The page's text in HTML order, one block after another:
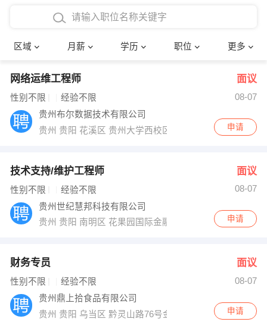
区域 月薪 学历 职位 更多
4000-5000元
8000-12000元
12000-20000元
博士
文员
财务会计
网络IT
快递员
收银员 技术员/工程师
出纳
编辑
确定
网络运维工程师 面议
性别不限 经验不限
08-07
贵州布尔数据技术有限公司
贵州 贵阳 花溪区 贵州大学西校区明正楼6楼615室
申请
技术支持/维护工程师 面议
性别不限 经验不限
08-07
贵州世纪慧邦科技有限公司
贵州 贵阳 南明区 花果园国际金融街1号E7栋1724申请
财务专员 面议
性别不限 经验不限
08-07
贵州鼎上拾食品有限公司
贵州 贵阳 乌当区 黔灵山路76号金谷苑
申请